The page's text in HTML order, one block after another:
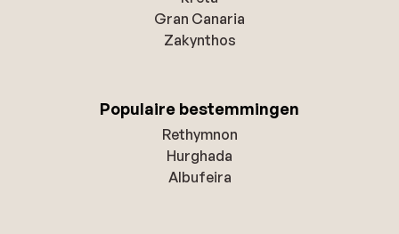
Gran Canaria
Zakynthos
Populaire bestemmingen
Rethymnon
Hurghada
Albufeira